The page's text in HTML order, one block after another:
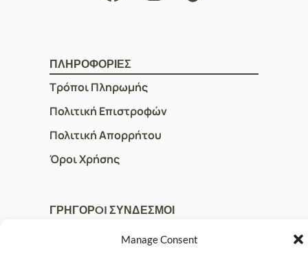
Manage Consent
ΠΛΗΡΟΦΟΡΙΕΣ
Τρόποι Πληρωμής
Πολιτική Επιστροφών
Πολιτική Απορρήτου
Όροι Χρήσης
ΓΡΗΓΟΡOI ΣΥΝΔΕΣΜΟΙ
Ο Λογαριασμός μου